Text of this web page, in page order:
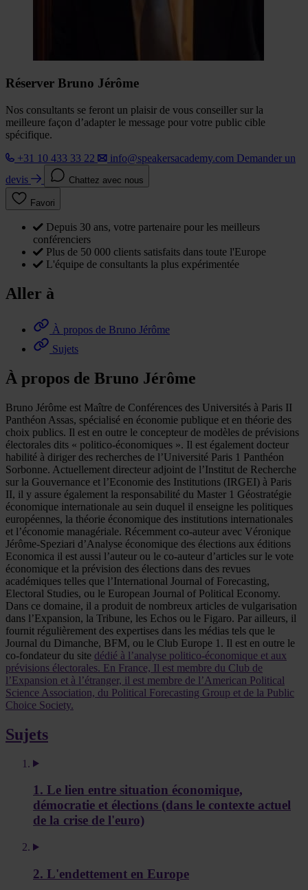
Réserver Bruno Jérôme
Nos consultants se feront un plaisir de vous conseiller sur la
meilleure façon d’adapter le message pour votre public cible
spécifique.
+31 10 433 33 22
info@speakersacademy.com Demander un
devis
Chattez avec nous
Favori
Depuis 30 ans, votre partenaire pour les meilleurs
conférenciers
Plus de 50 000 clients satisfaits dans toute l'Europe
L'équipe de consultants la plus expérimentée
Aller à
À propos de Bruno Jérôme
Sujets
À propos de Bruno Jérôme
Bruno Jérôme est Maître de Conférences des Universités à Paris II
Panthéon Assas, spécialisé en économie publique et en théorie des
choix publics. Il est en outre le concepteur de modèles de prévisions
électorales dits « politico-économiques ». Il est également docteur
habilité à diriger des recherches de l’Université Paris 1 Panthéon
Sorbonne. Actuellement directeur adjoint de l’Institut de Recherche
sur la Gouvernance et l’Economie des Institutions (IRGEI) à Paris
II, il y assure également la responsabilité du Master 1 Géostratégie
économique internationale au sein duquel il enseigne les politiques
européennes, la théorie économique des institutions internationales
et l’économie managériale. Récemment co-auteur avec Véronique
Jérôme-Speziari d’Analyse économique des élections aux éditions
Economica il est aussi l’auteur ou le co-auteur d’articles sur le vote
économique et la prévision des élections dans des revues
académiques telles que l’International Journal of Forecasting,
Electoral Studies, ou le European Journal of Political Economy.
Dans ce domaine, il a produit de nombreux articles de vulgarisation
dans l’Expansion, la Tribune, les Echos ou le Figaro. Par ailleurs, il
fournit régulièrement des expertises dans les médias tels que le
Journal du Dimanche, BFM, ou le Club Europe 1. Il est en outre le
co-fondateur du site dédié à l’analyse politico-économique et aux
prévisions électorales. En France, Il est membre du Club de
l’Expansion et à l’étranger, il est membre de l’American Political
Science Association, du Political Forecasting Group et de la Public
Choice Society.
Sujets
1. Le lien entre situation économique,
démocratie et élections (dans le contexte actuel
de la crise de l'euro)
2. L'endettement en Europe